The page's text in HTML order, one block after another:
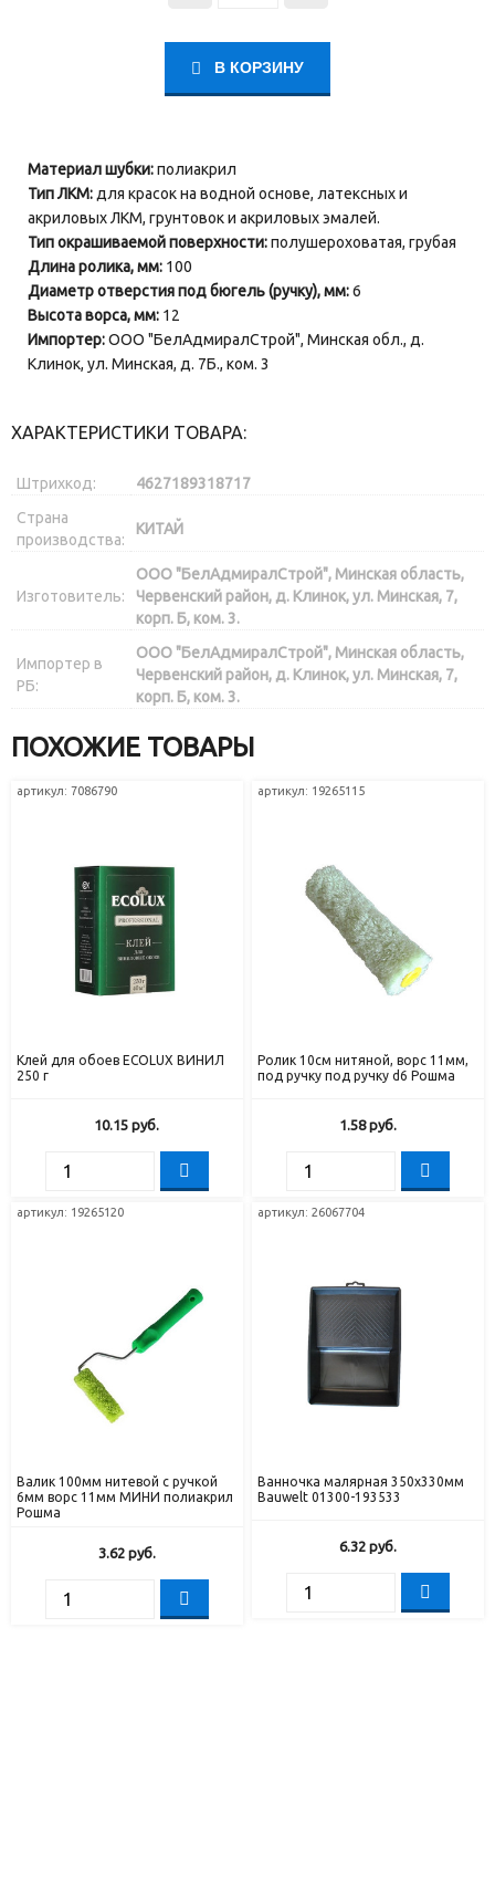
В КОРЗИНУ
Материал шубки:полиакрил
Тип ЛКМ: для красок на водной основе, латексных и
акриловых ЛКМ, грунтовок и акриловых эмалей.
Тип окрашиваемой поверхности:полушероховатая, грубая
Длина ролика, мм: 100
Диаметр отверстия под бюгель (ручку), мм:6
Высота ворса, мм: 12
Импортер:ООО "БелАдмиралСтрой", Минская обл., д.
Клинок, ул. Минская, д. 7Б., ком. 3
ХАРАКТЕРИСТИКИ ТОВАРА:
Штрихкод:
4627189318717
Страна
производства:
КИТАЙ
Изготовитель:
ООО "БелАдмиралСтрой", Минская область,
Червенский район, д. Клинок, ул. Минская, 7,
корп. Б, ком. 3.
Импортер в
РБ:
ООО "БелАдмиралСтрой", Минская область,
Червенский район, д. Клинок, ул. Минская, 7,
корп. Б, ком. 3.
ПОХОЖИЕ ТОВАРЫ
артикул: 7086790
Клей для обоев ECOLUX ВИНИЛ
250 г
10.15 руб.
артикул: 19265115
Ролик 10см нитяной, ворс 11мм,
под ручку под ручку d6 Рошма
1.58руб.
артикул: 19265120
Валик 100мм нитевой с ручкой
6мм ворс 11мм МИНИ полиакрил
Рошма
3.62руб.
артикул: 26067704
Ванночка малярная 350х330мм
Bauwelt 01300-193533
6.32руб.